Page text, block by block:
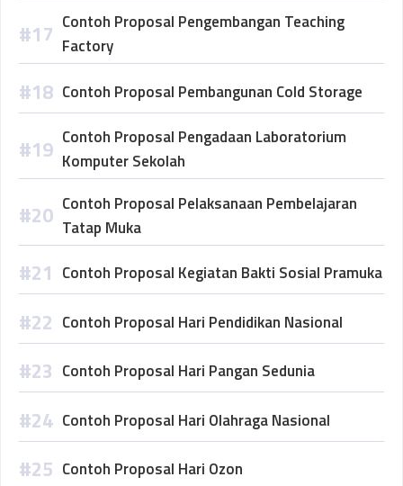
Contoh Proposal Pengembangan Teaching
Factory
Contoh Proposal Pembangunan Cold Storage
Contoh Proposal Pengadaan Laboratorium
Komputer Sekolah
Contoh Proposal Pelaksanaan Pembelajaran
Tatap Muka
Contoh Proposal Kegiatan Bakti Sosial Pramuka
Contoh Proposal Hari Pendidikan Nasional
Contoh Proposal Hari Pangan Sedunia
Contoh Proposal Hari Olahraga Nasional
Contoh Proposal Hari Ozon